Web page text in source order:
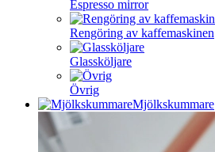
Espresso mirror
Rengöring av kaffemaskinen
Glassköljare
Övrig
Mjölkskummare